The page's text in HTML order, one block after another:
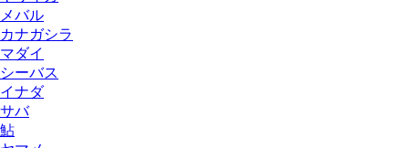
メバル
カナガシラ
マダイ
シーバス
イナダ
サバ
鮎